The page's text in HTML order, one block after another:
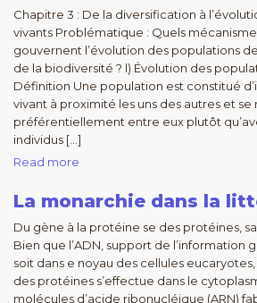
Chapitre 3 : De la diversification à
vivants Problématique : Quels
gouvernent l’évolution des populations
de la biodiversité ? l) Évolution des
Définition Une population est constitué
vivant à proximité les uns des autres et
préférentiellement entre eux plutôt
individus […]
Read more
La monarchie dans la
Du gène à la protéine se des protéines,
Bien que l’ADN, support de l’information
soit dans e noyau des cellules
des protéines s’effectue dans le
molécules d’acide ribonucléique (ARN)